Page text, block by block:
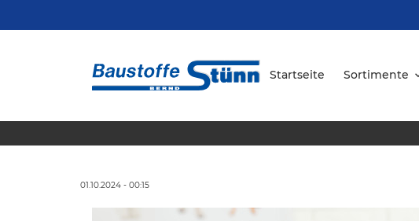
Startseite Sortimente
01.10.2024 - 00:15